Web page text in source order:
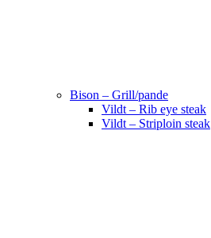
Bison – Grill/pande
Vildt – Rib eye steak
Vildt – Striploin steak